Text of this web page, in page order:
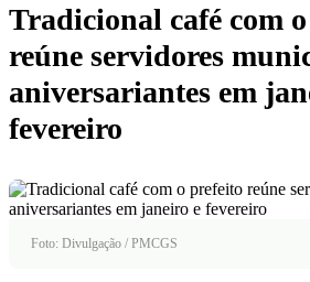
Tradicional café com
reúne servidores
aniversariantes em
fevereiro
Foto: Divulgação / PMCGS